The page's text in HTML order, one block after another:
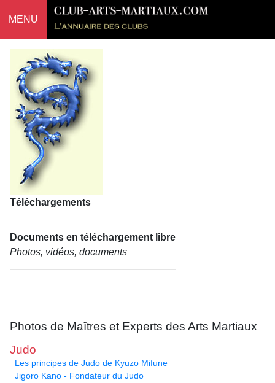
MENU
Téléchargements
Documents en téléchargement libre
Photos, vidéos, documents
Photos de Maîtres et Experts des Arts Martiaux
Judo
Les principes de Judo de Kyuzo Mifune
Jigoro Kano - Fondateur du Judo